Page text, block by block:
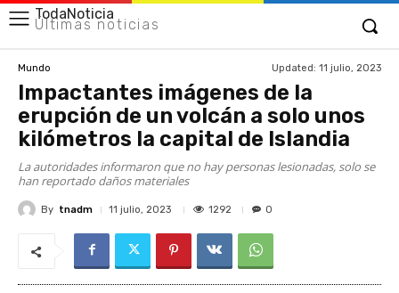
TodaNoticia
Últimas noticias
Mundo Updated: 11 julio, 2023
Impactantes imágenes de la
erupción de un volcán a solo unos
kilómetros la capital de Islandia
La autoridades informaron que no hay personas lesionadas, solo se
han reportado daños materiales
By tnadm 11 julio, 2023 1292 0